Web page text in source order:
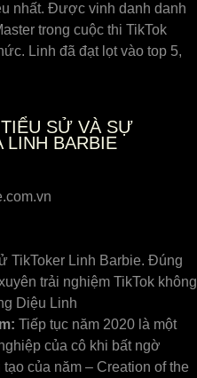
nhất. Được vinh danh danh
trong cuộc thi TikTok
Linh đã đạt lọt vào top 5,
SỬ VÀ SỰ
LINH BARBIE
TikToker Linh Barbie. Đúng
trải nghiệm TikTok không
Diệu Linh
Tiếp tục năm 2020 là một
của cô khi bất ngờ
của năm – Creation of the